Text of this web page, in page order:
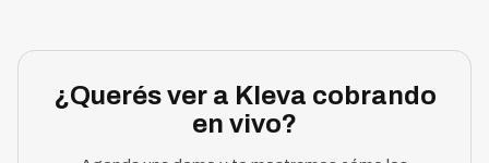
¿Querés ver a Kleva cobrando
en vivo?